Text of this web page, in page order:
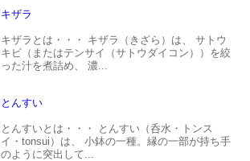
キザラ
キザラとは・・・ キザラ（きざら）は、 サトウ
キビ（またはテンサイ（サトウダイコン））を絞
った汁を煮詰め、 濃...
とんすい
とんすいとは・・・ とんすい（呑水・トンス
イ・tonsui）は、 小鉢の一種。縁の一部が持ち手
のように突出して...